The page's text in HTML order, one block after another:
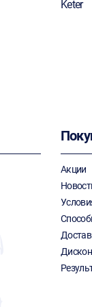
Keter
Акции